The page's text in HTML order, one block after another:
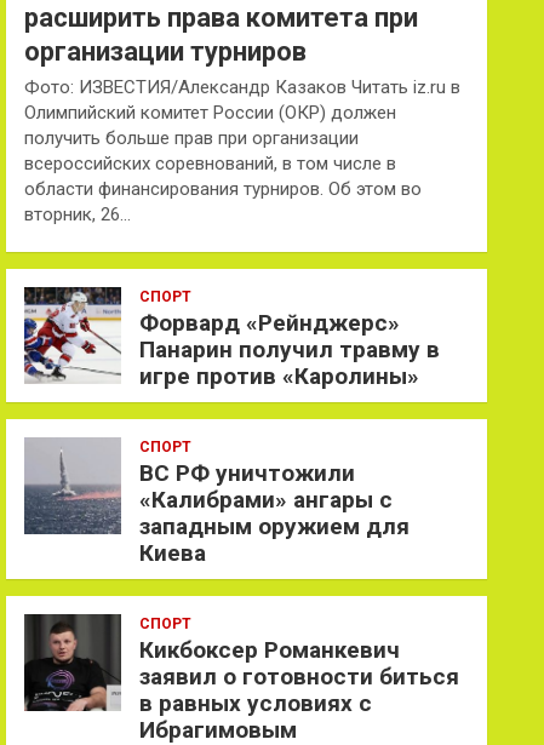
расширить права комитета при
организации турниров
Фото: ИЗВЕСТИЯ/Александр Казаков Читать iz.ru в
Олимпийский комитет России (ОКР) должен
получить больше прав при организации
всероссийских соревнований, в том числе в
области финансирования турниров. Об этом во
вторник, 26…
СПОРТ
Форвард «Рейнджерс»
Панарин получил травму в
игре против «Каролины»
СПОРТ
ВС РФ уничтожили
«Калибрами» ангары с
западным оружием для
Киева
СПОРТ
Кикбоксер Романкевич
заявил о готовности биться
в равных условиях с
Ибрагимовым